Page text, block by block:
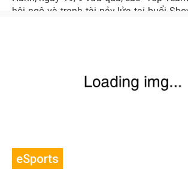
hội ngộ và tranh tài nảy lửa tại buổi
eSports